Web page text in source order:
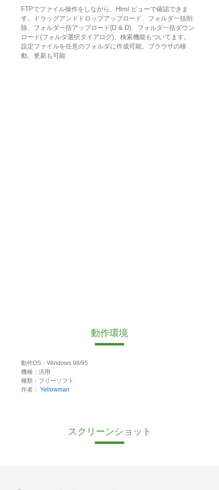
FTPでファイル操作をしながら、Html ビューで確認できま
す。ドラッグアンドドロップアップロード、フォルダ一括削
除、フォルダ一括アップロード(D & D)、フォルダ一括ダウン
ロード(フォルダ選択ダイアログ)、検索機能もついてます。
設定ファイルを任意のフォルダに作成可能。ブラウザの移
動、更新も可能
動作環境
動作OS：Windows 98/95
機種：汎用
種類：フリーソフト
作者： Yellowman
スクリーンショット